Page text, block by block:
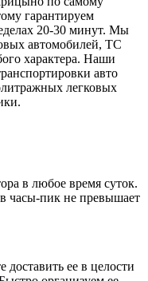
гарантируем
20-30 минут. Мы
автомобилей, ТС
характера. Наши
авто
легковых
в любое время суток.
часы-пик не превышает
ее в целости